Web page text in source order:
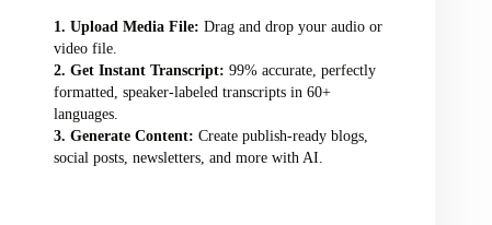
Upload Media File: Drag and drop your audio or
video file.
Get Instant Transcript: 99% accurate, perfectly
formatted, speaker-labeled transcripts in 60+
languages.
Generate Content: Create publish-ready blogs,
social posts, newsletters, and more with AI.